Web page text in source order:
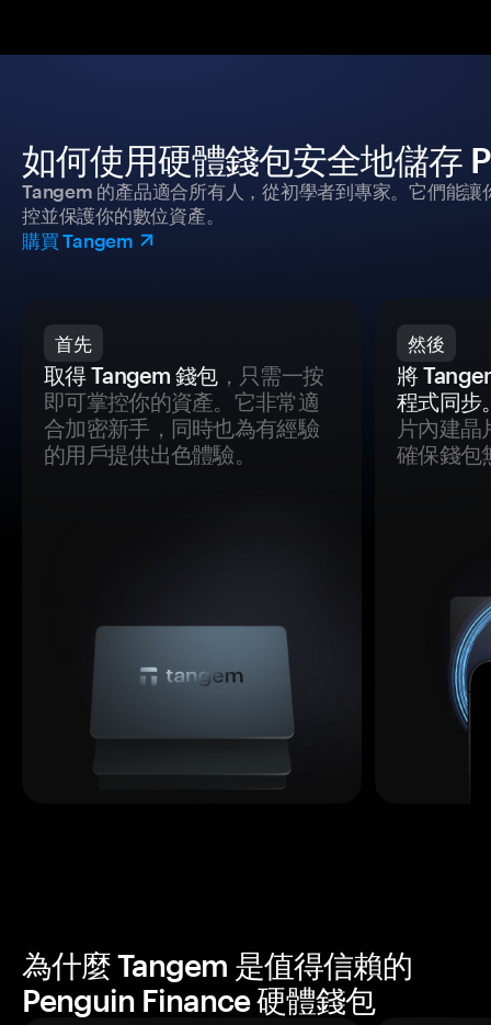
如何使用硬體錢包安全地儲存
Tangem 的產品適合所有人，從初學者到專家。它們能
控並保護你的數位資產。
購買 Tangem
首先
取得 Tangem 錢包，只需一按
即可掌控你的資產。它非常適
合加密新手，同時也為有經驗
的用戶提供出色體驗。
然後
將
程式同步
片內建晶
確保錢包
為什麼 Tangem 是值得信賴的
Penguin Finance 硬體錢包